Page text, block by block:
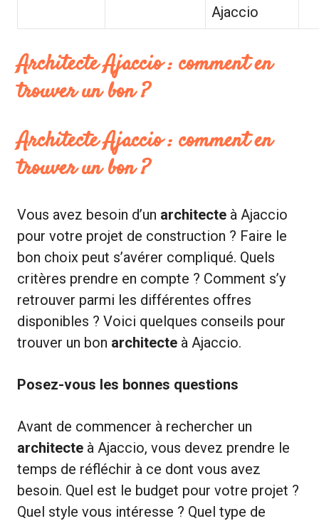
Ajaccio
Architecte Ajaccio : comment en
trouver un bon ?
Architecte Ajaccio : comment en
trouver un bon ?
Vous avez besoin d’un architecte à Ajaccio
pour votre projet de construction ? Faire le
bon choix peut s’avérer compliqué. Quels
critères prendre en compte ? Comment s’y
retrouver parmi les différentes offres
disponibles ? Voici quelques conseils pour
trouver un bon architecte à Ajaccio.
Posez-vous les bonnes questions
Avant de commencer à rechercher un
architecte à Ajaccio, vous devez prendre le
temps de réfléchir à ce dont vous avez
besoin. Quel est le budget pour votre projet ?
Quel style vous intéresse ? Quel type de